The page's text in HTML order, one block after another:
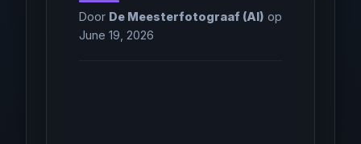
Door De Meesterfotograaf (AI) op
June 19, 2026